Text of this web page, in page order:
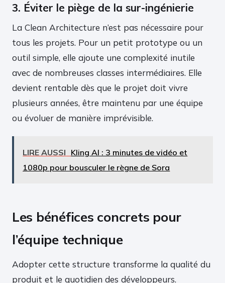
3. Éviter le piège de la sur-ingénierie
La Clean Architecture n’est pas nécessaire pour
tous les projets. Pour un petit prototype ou un
outil simple, elle ajoute une complexité inutile
avec de nombreuses classes intermédiaires. Elle
devient rentable dès que le projet doit vivre
plusieurs années, être maintenu par une équipe
ou évoluer de manière imprévisible.
LIRE AUSSI Kling AI : 3 minutes de vidéo et
1080p pour bousculer le règne de Sora
Les bénéfices concrets pour
l’équipe technique
Adopter cette structure transforme la qualité du
produit et le quotidien des développeurs.